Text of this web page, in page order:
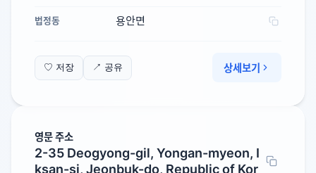
법정동 용안면
♡ 저장 ↗ 공유 상세보기
영문 주소
2-35 Deogyong-gil, Yongan-myeon, I
ksan-si, Jeonbuk-do, Republic of Kor